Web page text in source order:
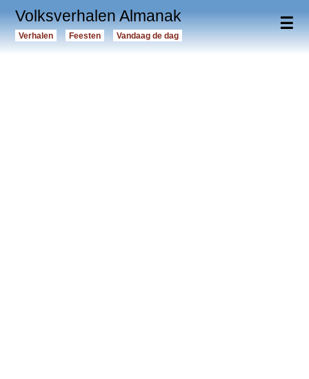
☰
Volksverhalen Almanak
Verhalen Feesten Vandaag de dag